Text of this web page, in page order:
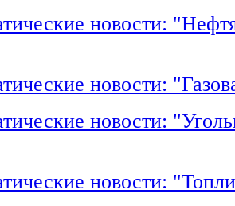
новости:
новости:
новости:
новости: